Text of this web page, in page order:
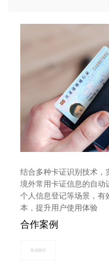
结合多种卡证识别技术，
境外常用卡证信息的自动
个人信息登记等场景，有
本，提升用户使用体验
合作案例